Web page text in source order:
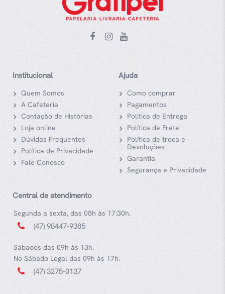
Institucional
Quem Somos
A Cafeteria
Contação de Histórias
Loja online
Dúvidas Frequentes
Política de Privacidade
Fale Conosco
Ajuda
Como comprar
Pagamentos
Política de Entrega
Política de Frete
Política de troca e
Devoluções
Garantia
Segurança e Privacidade
Central de atendimento
Segunda a sexta, das 08h às 17:30h.
(47) 98447-9385
Sábados das 09h às 13h.
No Sábado Legal das 09h às 17h.
(47) 3275-0137